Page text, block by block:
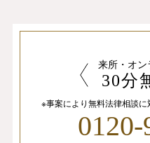
来所・オン
30分
※事案により無料法律相談に